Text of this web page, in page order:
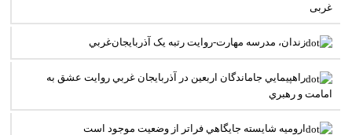
‌غربی
زندان، مدرسه مهارت-روايت رتبه يک آذربايجان‌غربي
راهپيمايي جاماندگان اربعين در آذربايجان غربي روايت عشق به
امامت و رهبري
اروميه شايسته جايگاهي فراتر از وضعيت موجود است